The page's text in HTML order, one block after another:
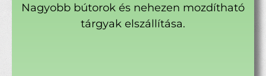
Nagyobb bútorok és nehezen mozdítható
tárgyak elszállítása.